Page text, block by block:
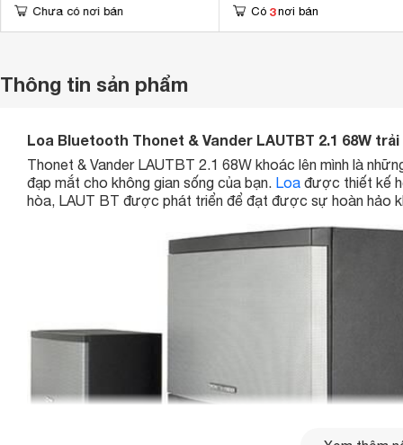
Chưa có nơi bán Có 3 nơi bán
Thông tin sản phẩm
Loa Bluetooth Thonet & Vander LAUTBT 2.1 68W
Thonet & Vander LAUTBT 2.1 68W khoác lên mình là
đạp mắt cho không gian sống của bạn. Loa được thiết kế
hòa, LAUT BT được phát triển để đạt được sự hoàn hảo